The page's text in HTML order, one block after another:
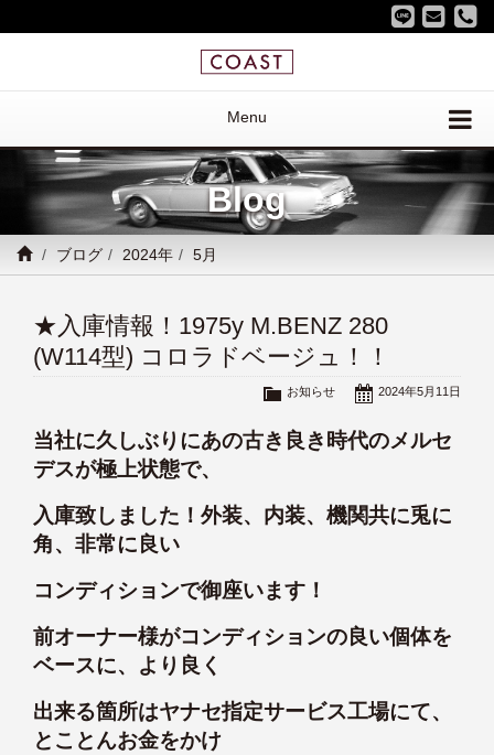
Menu
Blog
ブログ 2024年 5月
★入庫情報！1975y M.BENZ 280
(W114型) コロラドベージュ！！
2024年5月11日
お知らせ
当社に久しぶりにあの古き良き時代のメルセ
デスが極上状態で、
入庫致しました！外装、内装、機関共に兎に
角、非常に良い
コンディションで御座います！
前オーナー様がコンディションの良い個体を
ベースに、より良く
出来る箇所はヤナセ指定サービス工場にて、
とことんお金をかけ